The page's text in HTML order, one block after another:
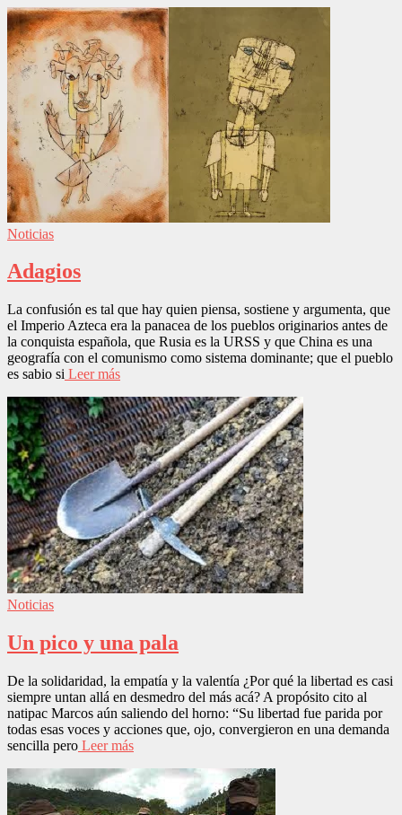
Noticias
Adagios
La confusión es tal que hay quien piensa, sostiene y argumenta, que
el Imperio Azteca era la panacea de los pueblos originarios antes de
la conquista española, que Rusia es la URSS y que China es una
geografía con el comunismo como sistema dominante; que el pueblo
es sabio si Leer más
Noticias
Un pico y una pala
De la solidaridad, la empatía y la valentía ¿Por qué la libertad es casi
siempre untan allá en desmedro del más acá? A propósito cito al
natipac Marcos aún saliendo del horno: “Su libertad fue parida por
todas esas voces y acciones que, ojo, convergieron en una demanda
sencilla pero Leer más